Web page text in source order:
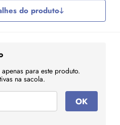
do produto
para este produto.
na sacola.
OK